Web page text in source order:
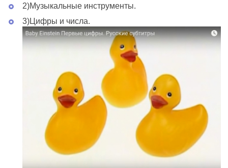
2)Музыкальные инструменты.
3)Цифры и числа.